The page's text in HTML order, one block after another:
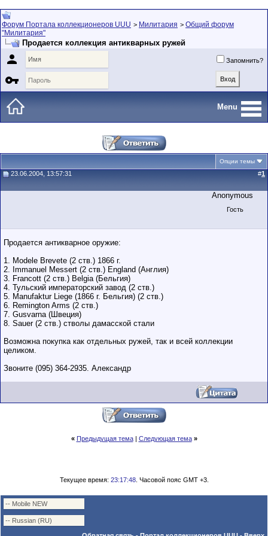
Форум Портала коллекционеров UUU > Милитария > Общий форум
"Милитария"
Продается коллекция антикварных ружей
 Запомнить?

Menu
Опции темы
23.06.2004, 13:57:31 #1
Anonymous
Гость
Продается антикварное оружие:
1. Modele Brevete (2 ств.) 1866 г.
2. Immanuel Messert (2 ств.) England (Англия)
3. Francott (2 ств.) Belgia (Бельгия)
4. Тульский императорский завод (2 ств.)
5. Manufaktur Liege (1866 г. Бельгия) (2 ств.)
6. Remington Arms (2 ств.)
7. Gusvarna (Швеция)
8. Sauer (2 ств.) стволы дамасской стали
Возможна покупка как отдельных ружей, так и всей коллекции
целиком.
Звоните (095) 364-2935. Александр
« Предыдущая тема| Следующая тема »
Текущее время: 23:17:48. Часовой пояс GMT +3.